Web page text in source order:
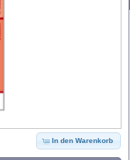
In den Warenkorb